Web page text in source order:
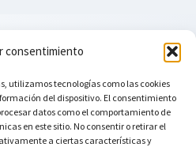
consentimiento
utilizamos tecnologías como las cookies
del dispositivo. El consentimiento
datos como el comportamiento de
en este sitio. No consentir o retirar el
a ciertas características y
cuál comprar?
Amazon y recíbelo en 24-
envío Prime
precio